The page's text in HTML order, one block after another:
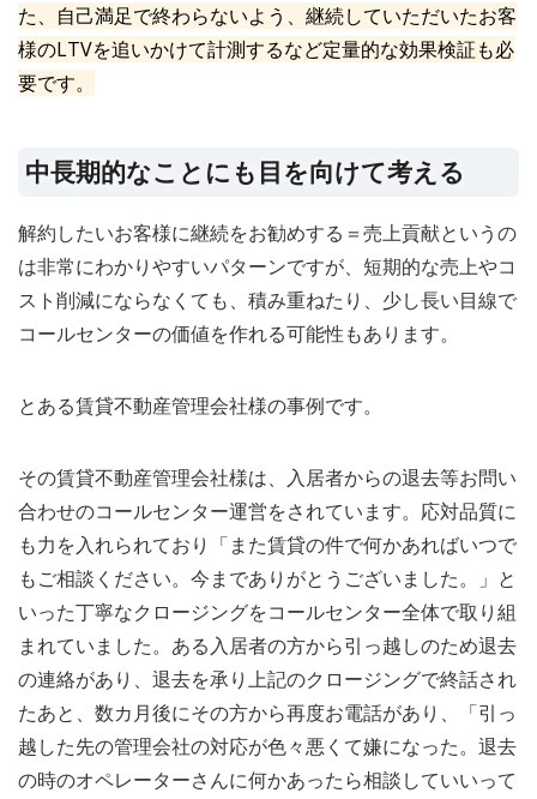
た、自己満足で終わらないよう、継続していただいたお客
様のLTVを追いかけて計測するなど定量的な効果検証も必
要です。
中長期的なことにも目を向けて考える
解約したいお客様に継続をお勧めする＝売上貢献というの
は非常にわかりやすいパターンですが、短期的な売上やコ
スト削減にならなくても、積み重ねたり、少し長い目線で
コールセンターの価値を作れる可能性もあります。
とある賃貸不動産管理会社様の事例です。
その賃貸不動産管理会社様は、入居者からの退去等お問い
合わせのコールセンター運営をされています。応対品質に
も力を入れられており「また賃貸の件で何かあればいつで
もご相談ください。今までありがとうございました。」と
いった丁寧なクロージングをコールセンター全体で取り組
まれていました。ある入居者の方から引っ越しのため退去
の連絡があり、退去を承り上記のクロージングで終話され
たあと、数カ月後にその方から再度お電話があり、「引っ
越した先の管理会社の対応が色々悪くて嫌になった。退去
の時のオペレーターさんに何かあったら相談していいって